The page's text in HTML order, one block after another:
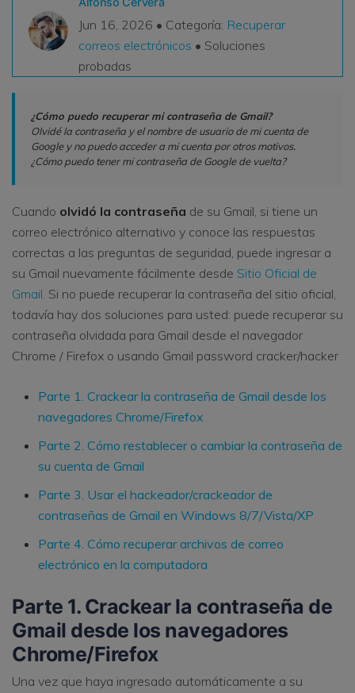
Recoverit Gratis
Pruébalo Gratis
Repairit - Reparar Datos
UBackit - Respaldar Datos
VER TODAS LAS FUNCIONES
search
Jun 16, 2026 • Categoría: Recuperar
correos electrónicos • Soluciones
probadas
¿Cómo puedo recuperar mi contraseña de Gmail?
Olvidé la contraseña y el nombre de usuario de mi cuenta de
Google y no puedo acceder a mi cuenta por otros motivos.
¿Cómo puedo tener mi contraseña de Google de vuelta?
Cuando olvidó la contraseña de su Gmail, si tiene un
correo electrónico alternativo y conoce las respuestas
correctas a las preguntas de seguridad, puede ingresar a
su Gmail nuevamente fácilmente desde Sitio Oficial de
Gmail . Si no puede recuperar la contraseña del sitio oficial,
todavía hay dos soluciones para usted: puede recuperar su
contraseña olvidada para Gmail desde el navegador
Chrome / Firefox o usando Gmail password cracker/hacker
Parte 1. Crackear la contraseña de Gmail desde los
navegadores Chrome/Firefox
Parte 2. Cómo restablecer o cambiar la contraseña de
su cuenta de Gmail
Parte 3. Usar el hackeador/crackeador de
contraseñas de Gmail en Windows 8/7/Vista/XP
Parte 4. Cómo recuperar archivos de correo
electrónico en la computadora
Parte 1. Crackear la contraseña de
Gmail desde los navegadores
Chrome/Firefox
Una vez que haya ingresado automáticamente a su